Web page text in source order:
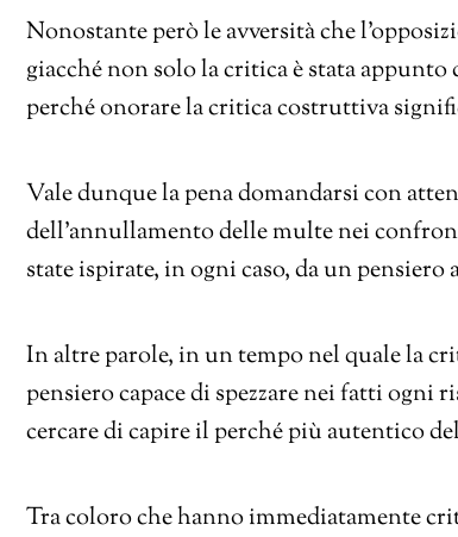
Nonostante però le avversità che
giacché non solo la critica è stata
perché onorare la critica costruttiva
Vale dunque la pena domandarsi con
dell’annullamento delle multe nei
state ispirate, in ogni caso, da un
In altre parole, in un tempo nel quale la
pensiero capace di spezzare nei fatti ogni
cercare di capire il perché più autentico
Tra coloro che hanno immediatamente